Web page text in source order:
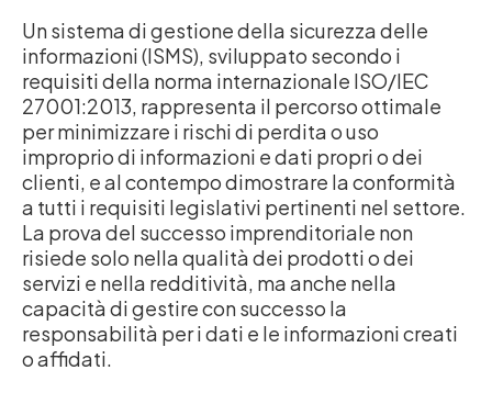
Un sistema di gestione della sicurezza delle
informazioni (ISMS), sviluppato secondo i
requisiti della norma internazionale ISO/IEC
27001:2013, rappresenta il percorso ottimale
per minimizzare i rischi di perdita o uso
improprio di informazioni e dati propri o dei
clienti, e al contempo dimostrare la conformità
a tutti i requisiti legislativi pertinenti nel settore.
La prova del successo imprenditoriale non
risiede solo nella qualità dei prodotti o dei
servizi e nella redditività, ma anche nella
capacità di gestire con successo la
responsabilità per i dati e le informazioni creati
o affidati.